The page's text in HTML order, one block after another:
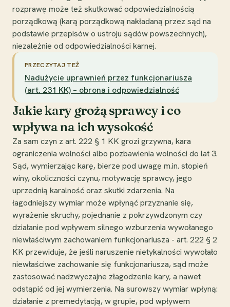
rozprawę może też skutkować odpowiedzialnością
porządkową (karą porządkową nakładaną przez sąd na
podstawie przepisów o ustroju sądów powszechnych),
niezależnie od odpowiedzialności karnej.
PRZECZYTAJ TEŻ
Nadużycie uprawnień przez funkcjonariusza
(art. 231 KK) – obrona i odpowiedzialność
Jakie kary grożą sprawcy i co
wpływa na ich wysokość
Za sam czyn z art. 222 § 1 KK grozi grzywna, kara
ograniczenia wolności albo pozbawienia wolności do lat 3.
Sąd, wymierzając karę, bierze pod uwagę m.in. stopień
winy, okoliczności czynu, motywację sprawcy, jego
uprzednią karalność oraz skutki zdarzenia. Na
łagodniejszy wymiar może wpłynąć przyznanie się,
wyrażenie skruchy, pojednanie z pokrzywdzonym czy
działanie pod wpływem silnego wzburzenia wywołanego
niewłaściwym zachowaniem funkcjonariusza - art. 222 § 2
KK przewiduje, że jeśli naruszenie nietykalności wywołało
niewłaściwe zachowanie się funkcjonariusza, sąd może
zastosować nadzwyczajne złagodzenie kary, a nawet
odstąpić od jej wymierzenia. Na surowszy wymiar wpłyną:
działanie z premedytacją, w grupie, pod wpływem